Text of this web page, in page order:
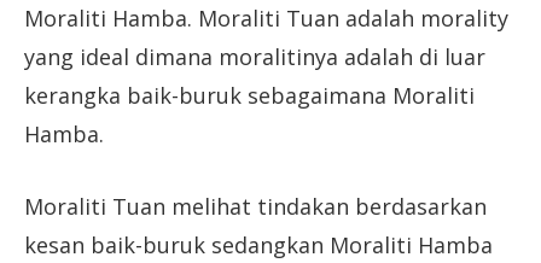
Moraliti Hamba. Moraliti Tuan adalah morality
yang ideal dimana moralitinya adalah di luar
kerangka baik-buruk sebagaimana Moraliti
Hamba.
Moraliti Tuan melihat tindakan berdasarkan
kesan baik-buruk sedangkan Moraliti Hamba